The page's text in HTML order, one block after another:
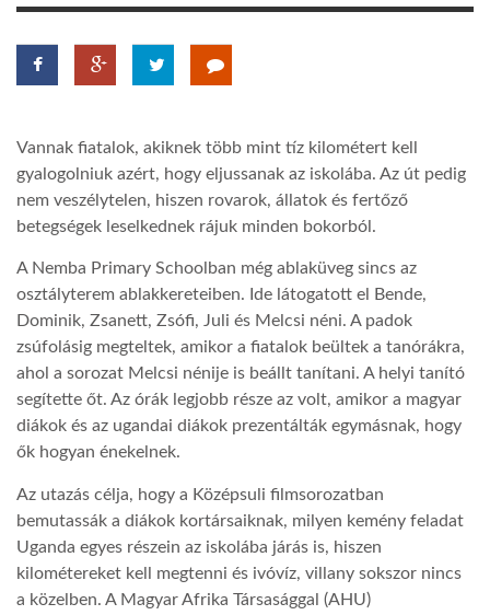
GLOBOBOOK
Vannak fiatalok, akiknek több mint tíz kilométert kell
gyalogolniuk azért, hogy eljussanak az iskolába. Az út pedig
nem veszélytelen, hiszen rovarok, állatok és fertőző
betegségek leselkednek rájuk minden bokorból.
A Nemba Primary Schoolban még ablaküveg sincs az
osztályterem ablakkereteiben. Ide látogatott el Bende,
Dominik, Zsanett, Zsófi, Juli és Melcsi néni. A padok
zsúfolásig megteltek, amikor a fiatalok beültek a tanórákra,
ahol a sorozat Melcsi nénije is beállt tanítani. A helyi tanító
segítette őt. Az órák legjobb része az volt, amikor a magyar
diákok és az ugandai diákok prezentálták egymásnak, hogy
ők hogyan énekelnek.
Az utazás célja, hogy a Középsuli filmsorozatban
bemutassák a diákok kortársaiknak, milyen kemény feladat
Uganda egyes részein az iskolába járás is, hiszen
kilométereket kell megtenni és ivóvíz, villany sokszor nincs
a közelben. A Magyar Afrika Társasággal (AHU)